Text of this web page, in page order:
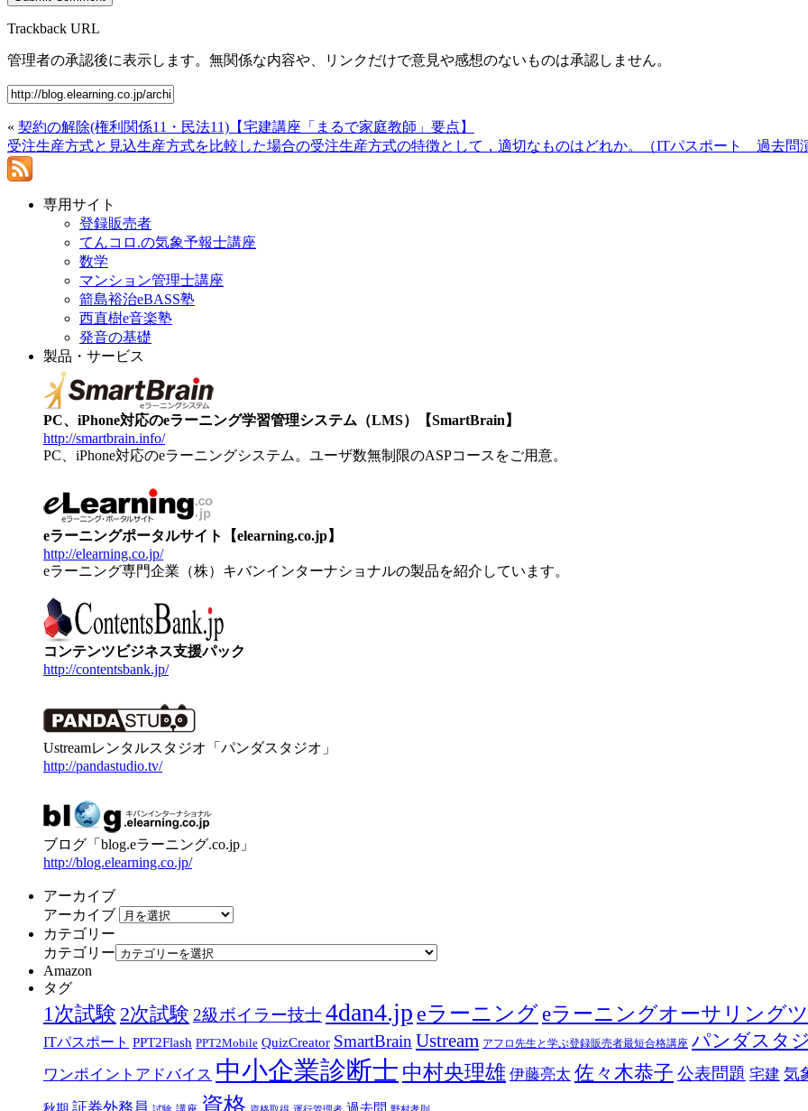
Trackback URL
管理者の承認後に表示します。無関係な内容や、リンクだけで意見や感想のないものは承認しません。
« 契約の解除(権利関係11・民法11)【宅建講座「まるで家庭教師」要点】
受注生産方式と見込生産方式を比較した場合の受注生産方式の特徴として，適切なものはどれか。（ITパスポート 過去問
専用サイト
登録販売者
てんコロ.の気象予報士講座
数学
マンション管理士講座
箭島裕治eBASS塾
西直樹e音楽塾
発音の基礎
製品・サービス
PC、iPhone対応のeラーニング学習管理システム（LMS）【SmartBrain】
http://smartbrain.info/
PC、iPhone対応のeラーニングシステム。ユーザ数無制限のASPコースをご用意。
eラーニングポータルサイト【elearning.co.jp】
http://elearning.co.jp/
eラーニング専門企業（株）キバンインターナショナルの製品を紹介しています。
コンテンツビジネス支援パック
http://contentsbank.jp/
Ustreamレンタルスタジオ「パンダスタジオ」
http://pandastudio.tv/
ブログ「blog.eラーニング.co.jp」
http://blog.elearning.co.jp/
アーカイブ
アーカイブ
カテゴリー
カテゴリー
Amazon
タグ
1次試験 2次試験 2級ボイラー技士4dan4.jp eラーニング eラーニングオーサリング
ITパスポート PPT2Flash PPT2Mobile QuizCreator SmartBrainUstream アフロ先生と学ぶ登録販売者最短合格講座 パンダスタ
ワンポイントアドバイス 中小企業診断士 中村央理雄 伊藤亮太 佐々木恭子 公表問題 宅建 気
資格